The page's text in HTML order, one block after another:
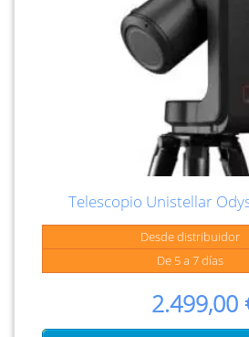
Telescopio Unistellar
Desde distribuidor
De 5 a 7 días
2.499,00